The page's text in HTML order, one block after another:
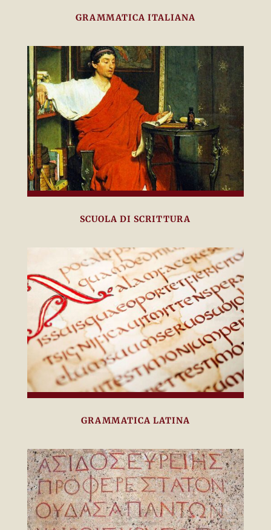
GRAMMATICA ITALIANA
SCUOLA DI SCRITTURA
GRAMMATICA LATINA